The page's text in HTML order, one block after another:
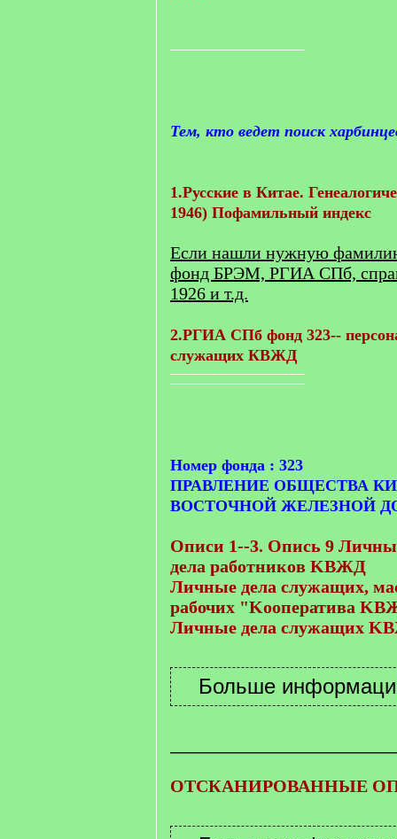
Тем, кто ведет поиск
1.Русские в Китае.
1946) Пофамильный индекс
Если нашли нужную
фонд БРЭМ, РГИА СПб,
1926 и т.д.
2.РГИА СПб фонд 323--
служащих КВЖД
Номер фонда : 323
ПРАВЛЕНИЕ ОБЩЕСТВА
ВОСТОЧНОЙ ЖЕЛЕЗНОЙ
Описи 1--3. Опись 9
дела работников KВЖД
Личные дела служащих,
рабочих "Kооператива
Личные дела служащих
ОТСКАНИРОВАННЫЕ